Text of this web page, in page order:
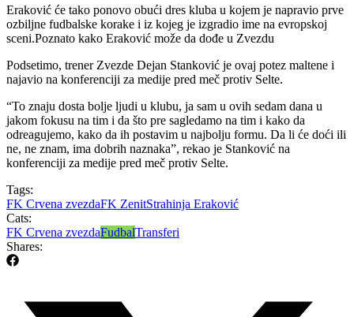
Eraković će tako ponovo obući dres kluba u kojem je napravio prve
ozbiljne fudbalske korake i iz kojeg je izgradio ime na evropskoj
sceni.Poznato kako Eraković može da dođe u Zvezdu
Podsetimo, trener Zvezde Dejan Stanković je ovaj potez maltene i
najavio na konferenciji za medije pred meč protiv Selte.
“To znaju dosta bolje ljudi u klubu, ja sam u ovih sedam dana u
jakom fokusu na tim i da što pre sagledamo na tim i kako da
odreagujemo, kako da ih postavim u najbolju formu. Da li će doći ili
ne, ne znam, ima dobrih naznaka”, rekao je Stanković na
konferenciji za medije pred meč protiv Selte.
Tags:
FK Crvena zvezdaFK ZenitStrahinja Eraković
Cats:
FK Crvena zvezdaFudbalTransferi
Shares: